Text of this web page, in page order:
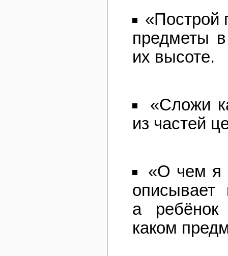
«Построй
предметы в
их высоте.
«Сложи
из частей
«О чем я
описывает
а ребёнок
каком